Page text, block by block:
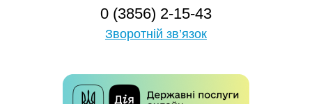
0 (3856) 2-15-43
Зворотній зв’язок